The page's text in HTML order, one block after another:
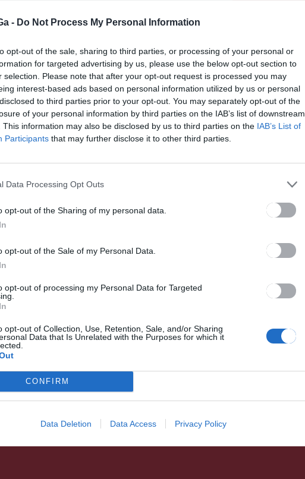
- Do Not Process My Personal Information
opt-out of the sale, sharing to third parties, or processing of your personal or
for targeted advertising by us, please use the below opt-out section to
selection. Please note that after your opt-out request is processed you may
interest-based ads based on personal information utilized by us or personal
to third parties prior to your opt-out. You may separately opt-out of the
of your personal information by third parties on the IAB’s list of downstream
This information may also be disclosed by us to third parties on the IAB’s List of
Participants that may further disclose it to other third parties.
Data Processing Opt Outs
opt-out of the Sharing of my personal data.
opt-out of the Sale of my Personal Data.
opt-out of processing my Personal Data for Targeted
opt-out of Collection, Use, Retention, Sale, and/or Sharing
Data that Is Unrelated with the Purposes for which it
CONFIRM
Data Deletion Data Access Privacy Policy
KÖVETKEZŐ BEJEGYZÉS
Újraindul a járat